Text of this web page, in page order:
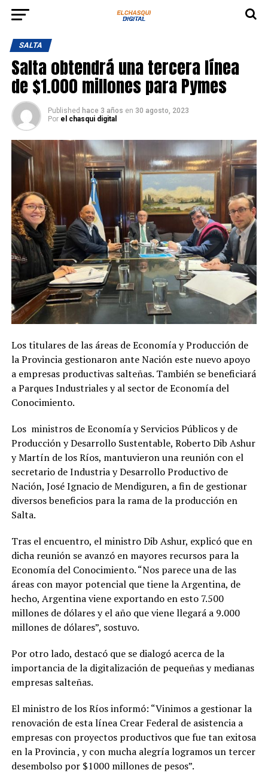
SALTA
Salta obtendrá una tercera línea
de $1.000 millones para Pymes
Published hace 3 años en 30 agosto, 2023
Por el chasqui digital
Los titulares de las áreas de Economía y Producción de
la Provincia gestionaron ante Nación este nuevo apoyo
a empresas productivas salteñas. También se beneficiará
a Parques Industriales y al sector de Economía del
Conocimiento.
Los ministros de Economía y Servicios Públicos y de
Producción y Desarrollo Sustentable, Roberto Dib Ashur
y Martín de los Ríos, mantuvieron una reunión con el
secretario de Industria y Desarrollo Productivo de
Nación, José Ignacio de Mendiguren, a fin de gestionar
diversos beneficios para la rama de la producción en
Salta.
Tras el encuentro, el ministro Dib Ashur, explicó que en
dicha reunión se avanzó en mayores recursos para la
Economía del Conocimiento. “Nos parece una de las
áreas con mayor potencial que tiene la Argentina, de
hecho, Argentina viene exportando en esto 7.500
millones de dólares y el año que viene llegará a 9.000
millones de dólares”, sostuvo.
Por otro lado, destacó que se dialogó acerca de la
importancia de la digitalización de pequeñas y medianas
empresas salteñas.
El ministro de los Ríos informó: “Vinimos a gestionar la
renovación de esta línea Crear Federal de asistencia a
empresas con proyectos productivos que fue tan exitosa
en la Provincia , y con mucha alegría logramos un tercer
desembolso por $1000 millones de pesos”.